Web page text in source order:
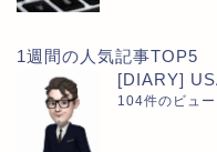
1週間の人気記事TOP5
[DIARY]
104件のビュー